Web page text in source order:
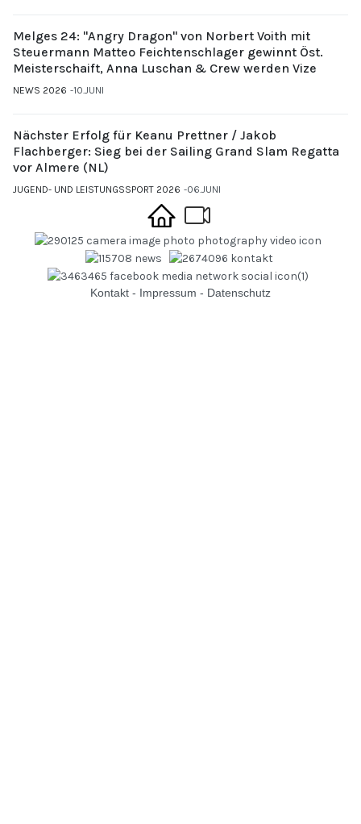
Melges 24: "Angry Dragon" von Norbert Voith mit
Steuermann Matteo Feichtenschlager gewinnt Öst.
Meisterschaift, Anna Luschan & Crew werden Vize
NEWS 2026 10.JUNI
Nächster Erfolg für Keanu Prettner / Jakob
Flachberger: Sieg bei der Sailing Grand Slam Regatta
vor Almere (NL)
JUGEND- UND LEISTUNGSSPORT 2026 06.JUNI
Kontakt - Impressum - Datenschutz